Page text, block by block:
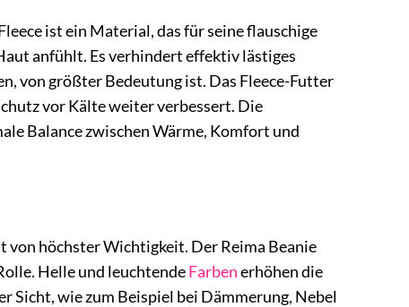
ist ein Material, das für seine flauschige
anfühlt. Es verhindert effektiv lästiges
von größter Bedeutung ist. Das Fleece-Futter
vor Kälte weiter verbessert. Die
Balance zwischen Wärme, Komfort und
von höchster Wichtigkeit. Der Reima Beanie
Helle und leuchtendeFarbenerhöhen die
Sicht, wie zum Beispiel bei Dämmerung, Nebel